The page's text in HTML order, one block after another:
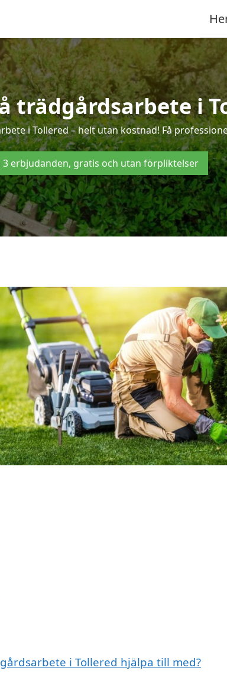
trädgårdsarbete i
i Tollered – helt utan kostnad! Få
3 erbjudanden, gratis och utan förpliktelser
i Tollered hjälpa till med?